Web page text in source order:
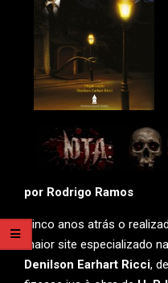
por Rodrigo Ramos
Cinco anos atrás o
maior site especializado
Denilson Earhart Ricci,